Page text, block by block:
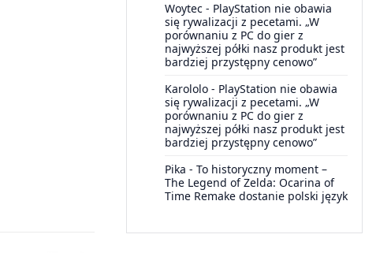
Woytec - PlayStation nie obawia
się rywalizacji z pecetami. „W
porównaniu z PC do gier z
najwyższej półki nasz produkt jest
bardziej przystępny cenowo”
Karololo - PlayStation nie obawia
się rywalizacji z pecetami. „W
porównaniu z PC do gier z
najwyższej półki nasz produkt jest
bardziej przystępny cenowo”
Pika - To historyczny moment –
The Legend of Zelda: Ocarina of
Time Remake dostanie polski język